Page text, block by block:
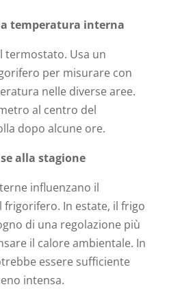
temperatura interna
termostato. Usa un
per misurare con
nelle diverse aree.
al centro del
dopo alcune ore.
alla stagione
influenzano il
In estate, il frigo
di una regolazione più
il calore ambientale. In
essere sufficiente
intensa.